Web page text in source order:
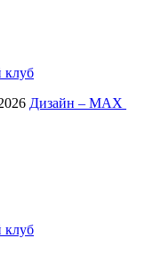
клуб
Дизайн – MAX
клуб